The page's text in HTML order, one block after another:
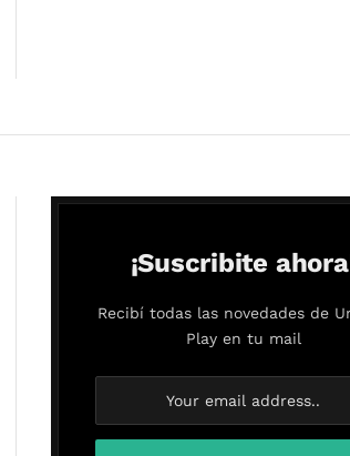
¡Suscribite
Recibí todas las novedades de
Play en tu mail